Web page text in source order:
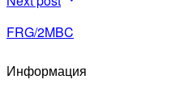
FRG/2MBC
Информация